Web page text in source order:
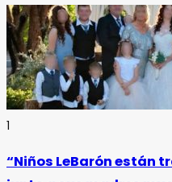
1
“Niños LeBarón están